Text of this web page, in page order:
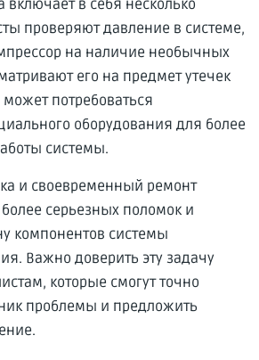
включает в себя несколько
проверяют давление в системе,
на наличие необычных
его на предмет утечек
потребоваться
оборудования для более
системы.
и своевременный ремонт
серьезных поломок и
компонентов системы
Важно доверить эту задачу
которые смогут точно
проблемы и предложить